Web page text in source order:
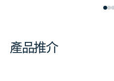
產品推介